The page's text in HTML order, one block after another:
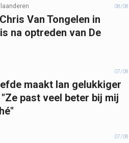
08/08
Van Tongelen in
na optreden van De
07/08
maakt Ian gelukkiger
past veel beter bij mij
07/08